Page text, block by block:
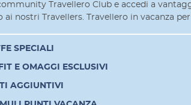
Travellero Club e accedi a
ai nostri Travellers. Travellero in vacanza
SPECIALI
E OMAGGI ESCLUSIVI
AGGIUNTIVI